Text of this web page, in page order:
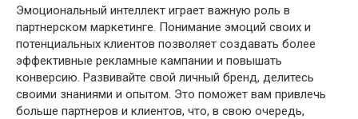
Эмоциональный интеллект играет важную роль в
партнерском маркетинге. Понимание эмоций своих и
потенциальных клиентов позволяет создавать более
эффективные рекламные кампании и повышать
конверсию. Развивайте свой личный бренд, делитесь
своими знаниями и опытом. Это поможет вам привлечь
больше партнеров и клиентов, что, в свою очередь,